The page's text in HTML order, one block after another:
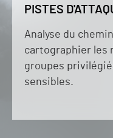
PISTES
Analyse du
cartographier les
groupes
sensibles.